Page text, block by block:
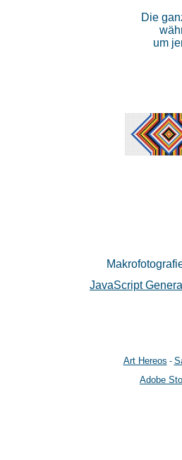
Die
um
JavaScript
Art Hereos -
Adobe